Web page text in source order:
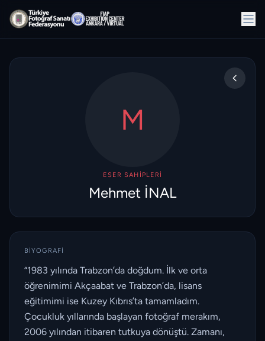
M
ESER SAHIPLERI
Mehmet İNAL
BIYOGRAFI
“1983 yılında Trabzon’da doğdum. İlk ve orta
öğrenimimi Akçaabat ve Trabzon’da, lisans
eğitimimi ise Kuzey Kıbrıs’ta tamamladım.
Çocukluk yıllarında başlayan fotoğraf merakım,
2006 yılından itibaren tutkuya dönüştü. Zamanı,